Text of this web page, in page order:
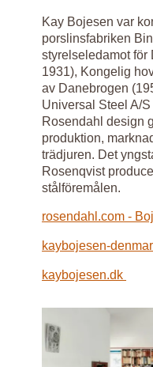
Kay Bojesen var
porslinsfabriken
styrelseledamot för
1931), Kongelig
av Danebrogen
Universal Steel A/
Rosendahl design
produktion,
trädjuren. Det
Rosenqvist
stålföremålen.
rosendahl.com -
kaybojesen-
kaybojesen.dk